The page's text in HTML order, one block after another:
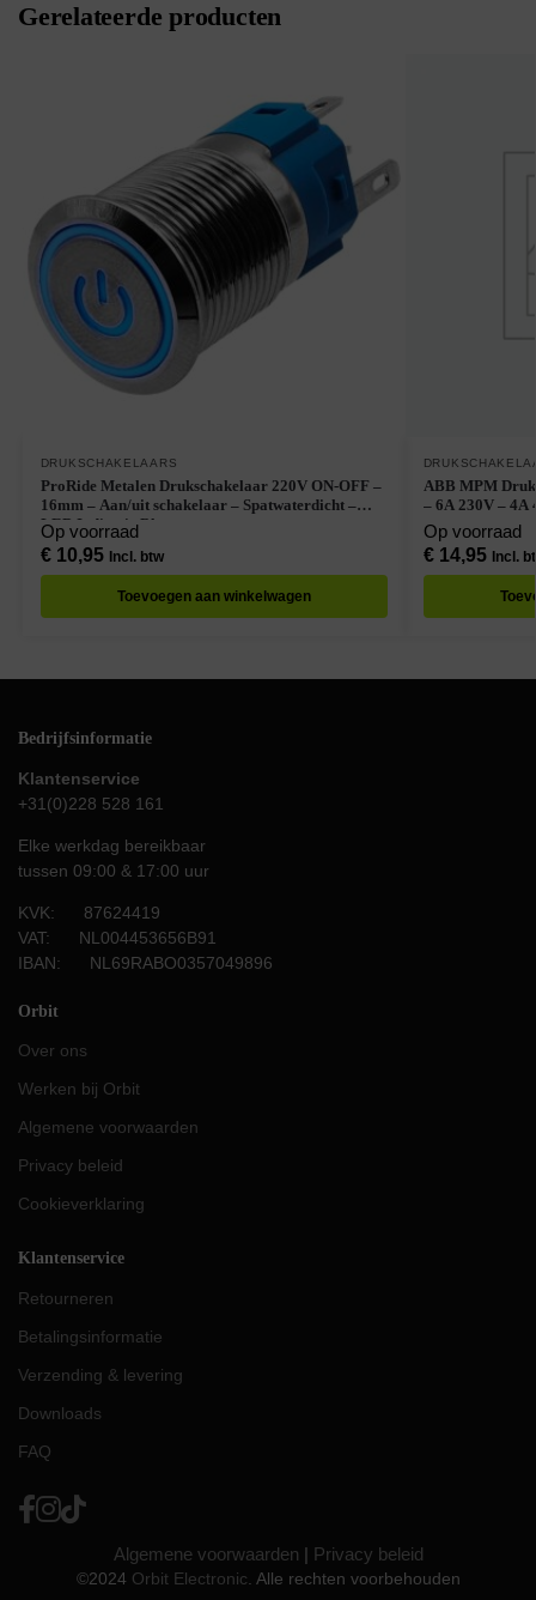
Gerelateerde producten
DRUKSCHAKELAARS
ProRide Metalen Drukschakelaar 220V ON-OFF –
16mm – Aan/uit schakelaar – Spatwaterdicht –
LED Indicatie Blauw
Op voorraad
€10,95 Incl. btw
Toevoegen aan winkelwagen
ABB MPM
– 6A 230V – 4A
Op voorraad
€14,95 Incl.
Bedrijfsinformatie
Klantenservice
+31(0)228 528 161
Elke werkdag bereikbaar
tussen 09:00 & 17:00 uur
KVK: 87624419
VAT: NL004453656B91
IBAN: NL69RABO0357049896
Orbit
Over ons
Werken bij Orbit
Algemene voorwaarden
Privacy beleid
Cookieverklaring
Klantenservice
Retourneren
Betalingsinformatie
Verzending & levering
Downloads
FAQ
Algemene voorwaarden | Privacy beleid
©2024 Orbit Electronic . Alle rechten voorbehouden